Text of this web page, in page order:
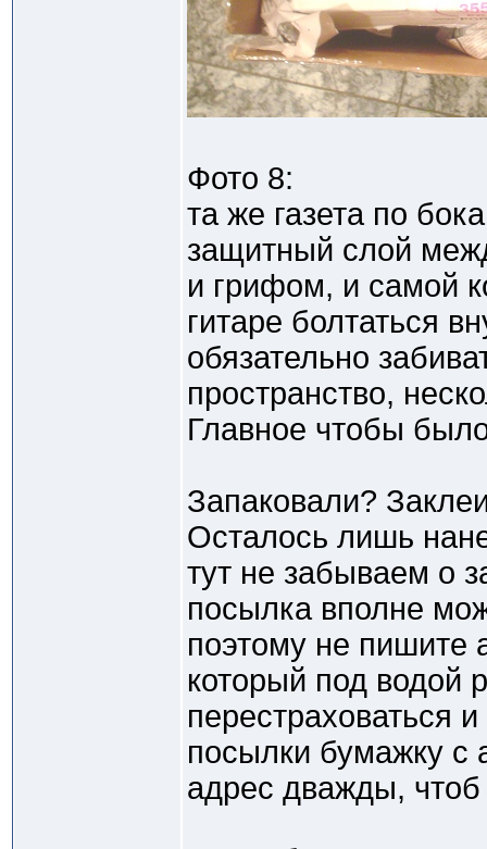
Фото 8:
та же газета по
защитный слой
и грифом, и самой
гитаре болтаться
обязательно
пространство,
Главное чтобы
Запаковали?
Осталось лишь
тут не забываем о
посылка вполне
поэтому не пишите
который под водой
перестраховаться
посылки бумажку с
адрес дважды, чтоб